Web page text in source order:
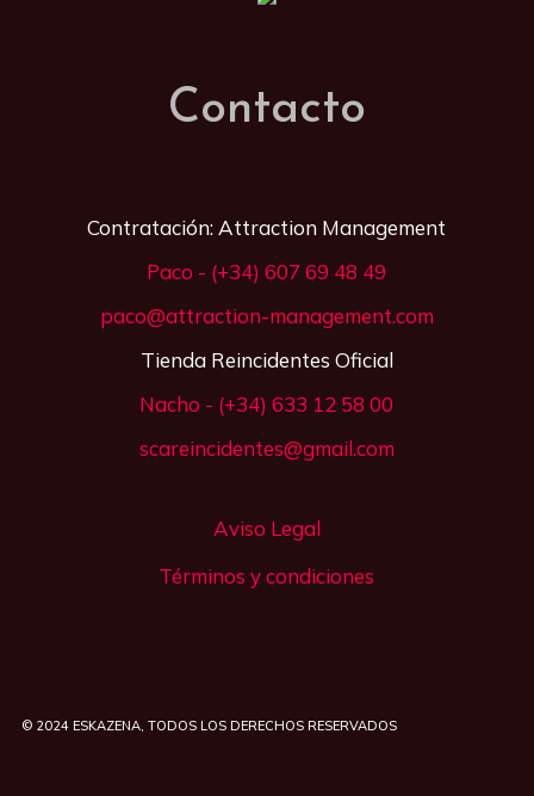
Contacto
Contratación: Attraction Management
Paco - (+34) 607 69 48 49
paco@attraction-management.com
Tienda Reincidentes Oficial
Nacho - (+34) 633 12 58 00
scareincidentes@gmail.com
Aviso Legal
Términos y condiciones
© 2024 ESKAZENA, TODOS LOS DERECHOS RESERVADOS